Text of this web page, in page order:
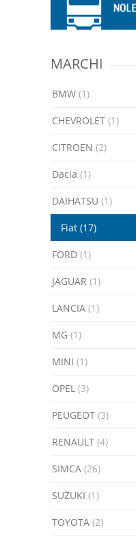
MARCHI
BMW (1)
CHEVROLET (1)
CITROEN (2)
Dacia (1)
DAIHATSU (1)
Fiat (17)
FORD (1)
JAGUAR (1)
LANCIA (1)
MG (1)
MINI (1)
OPEL (3)
PEUGEOT (3)
RENAULT (4)
SIMCA (26)
SUZUKI (1)
TOYOTA (2)